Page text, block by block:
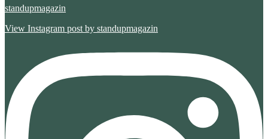
standupmagazin
View Instagram post by standupmagazin